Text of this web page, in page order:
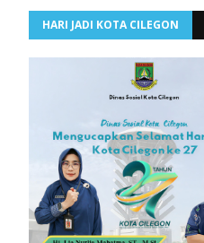
HARI JADI KOTA CILEGON